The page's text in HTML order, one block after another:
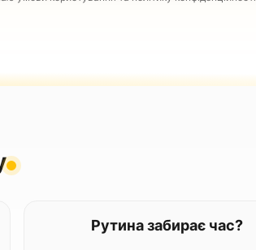
Рутина забирає час?